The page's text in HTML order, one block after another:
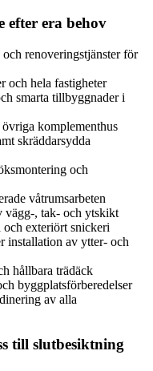
efter era behov
renoveringstjänster för
och hela fastigheter
smarta tillbyggnader i
komplementhus
skräddarsydda
och
våtrumsarbeten
vägg-, tak- och ytskikt
och exteriört snickeri
installation av ytter- och
hållbara trädäck
byggplatsförberedelser
av alla
till slutbesiktning